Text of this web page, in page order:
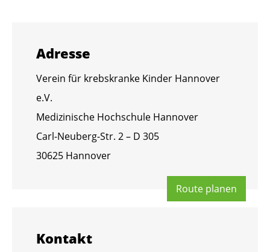
Adres­se
Ver­ein für krebs­kran­ke Kin­der Han­no­ver
e.V.
Me­di­zi­ni­sche Hoch­schu­le Han­no­ver
Carl-Neu­berg-Str. 2 – D 305
30625 Han­no­ver
Route pla­nen
Kon­takt